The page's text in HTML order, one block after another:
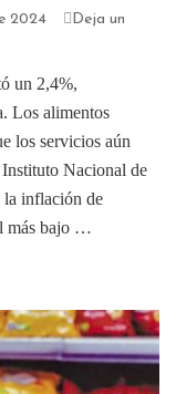
2024
Deja un
un 2,4%,
Los alimentos
los servicios aún
Nacional de
inflación de
más bajo …